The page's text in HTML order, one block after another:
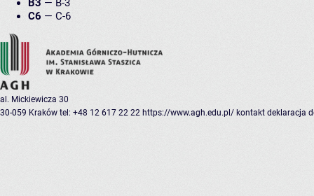
B3 — B-3
C6 — C-6
al. Mickiewicza 30
30-059 Kraków tel: +48 12 617 22 22 https://www.agh.edu.pl/ kontakt deklaracja